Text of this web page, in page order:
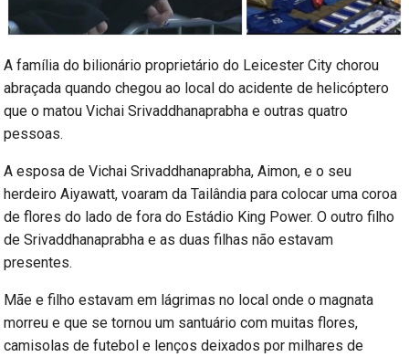
A família do bilionário proprietário do Leicester City chorou
abraçada quando chegou ao local do acidente de helicóptero
que o matou Vichai Srivaddhanaprabha e outras quatro
pessoas.
A esposa de Vichai Srivaddhanaprabha, Aimon, e o seu
herdeiro Aiyawatt, voaram da Tailândia para colocar uma coroa
de flores do lado de fora do Estádio King Power. O outro filho
de Srivaddhanaprabha e as duas filhas não estavam
presentes.
Mãe e filho estavam em lágrimas no local onde o magnata
morreu e que se tornou um santuário com muitas flores,
camisolas de futebol e lenços deixados por milhares de